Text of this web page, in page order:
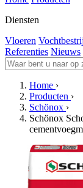
Diensten
Vloeren
Referenties Nieuws
Home ›
Producten ›
Schönox ›
Schönox